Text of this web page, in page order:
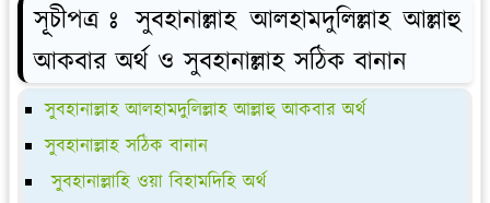
সূচীপত্র ঃ সুবহানাল্লাহ আলহামদুলিল্লাহ আল্লাহু
আকবার অর্থ ও সুবহানাল্লাহ সঠিক বানান
সুবহানাল্লাহ আলহামদুলিল্লাহ আল্লাহু আকবার অর্থ
সুবহানাল্লাহ সঠিক বানান
সুবহানাল্লাহি ওয়া বিহামদিহি অর্থ